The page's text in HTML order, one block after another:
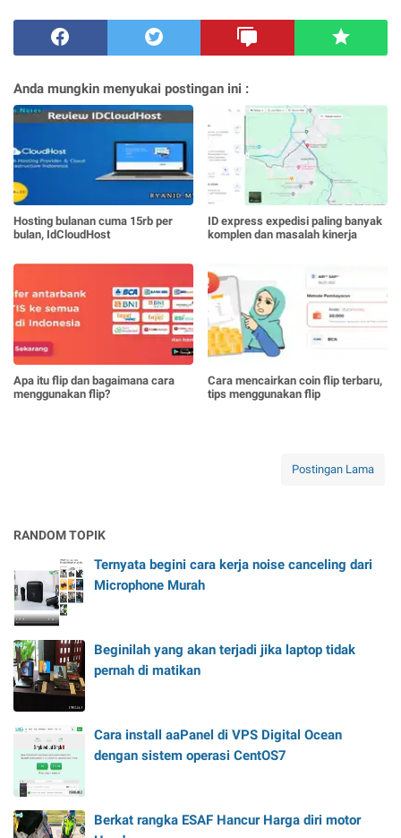
Anda mungkin menyukai postingan ini :
Hosting bulanan cuma 15rb per
bulan, IdCloudHost
ID express expedisi paling banyak
komplen dan masalah kinerja
Apa itu flip dan bagaimana cara
menggunakan flip?
Cara mencairkan coin flip terbaru,
tips menggunakan flip
Postingan Lama
RANDOM TOPIK
Ternyata begini cara kerja noise canceling dari
Microphone Murah
Beginilah yang akan terjadi jika laptop tidak
pernah di matikan
Cara install aaPanel di VPS Digital Ocean
dengan sistem operasi CentOS7
Berkat rangka ESAF Hancur Harga diri motor